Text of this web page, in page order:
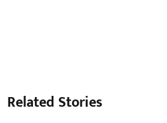
Related Stories